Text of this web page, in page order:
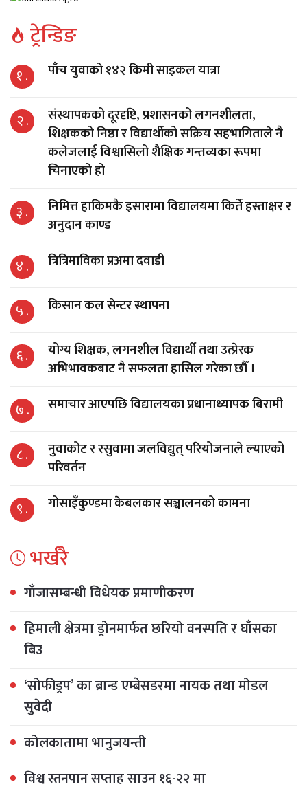
ट्रेन्डिङ
१ . पाँच युवाको १४२ किमी साइकल यात्रा
२ .
संस्थापकको दूरदृष्टि, प्रशासनको लगनशीलता,
शिक्षकको निष्ठा र विद्यार्थीको सक्रिय सहभागिताले नै
कलेजलाई विश्वासिलो शैक्षिक गन्तव्यका रूपमा
चिनाएको हो
३ .
निमित्त हाकिमकै इसारामा विद्यालयमा किर्ते हस्ताक्षर र
अनुदान काण्ड
४ . त्रित्रिमाविका प्रअमा दवाडी
५ . किसान कल सेन्टर स्थापना
६ .
योग्य शिक्षक, लगनशील विद्यार्थी तथा उत्प्रेरक
अभिभावकबाट नै सफलता हासिल गरेका छौँ ।
७ . समाचार आएपछि विद्यालयका प्रधानाध्यापक बिरामी
८ .
नुवाकोट र रसुवामा जलविद्युत् परियोजनाले ल्याएको
परिवर्तन
९ . गोसाइँकुण्डमा केबलकार सञ्चालनको कामना
भर्खरै
गाँजासम्बन्धी विधेयक प्रमाणीकरण
हिमाली क्षेत्रमा ड्रोनमार्फत छरियो वनस्पति र घाँसका
बिउ
‘सोफीड्रप’ का ब्रान्ड एम्बेसडरमा नायक तथा मोडल
सुवेदी
कोलकातामा भानुजयन्ती
विश्व स्तनपान सप्ताह साउन १६-२२ मा